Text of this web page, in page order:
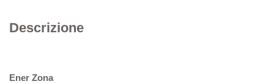
Descrizione
Ener Zona